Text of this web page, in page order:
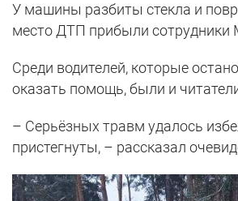
У машины разбиты стекла и
место ДТП прибыли сотрудники
Среди водителей, которые
оказать помощь, были и
– Серьёзных травм удалось
пристегнуты, – рассказал